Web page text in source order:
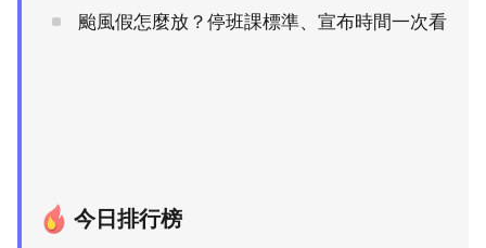
颱風假怎麼放？停班課標準、宣布時間一次看
今日排行榜